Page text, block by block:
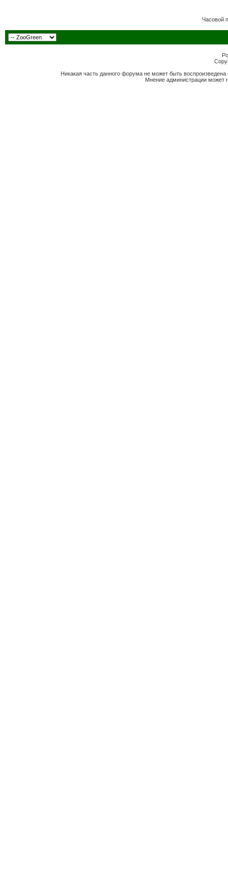
Часовой
Никакая часть данного форума не может быть
Мнение администрации может